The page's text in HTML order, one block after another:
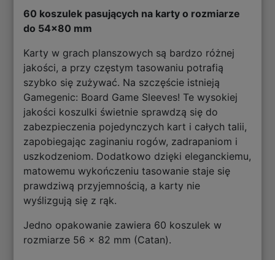
60 koszulek pasujących na karty o rozmiarze
do 54x80 mm
Karty w grach planszowych są bardzo różnej
jakości, a przy częstym tasowaniu potrafią
szybko się zużywać. Na szczęście istnieją
Gamegenic: Board Game Sleeves! Te wysokiej
jakości koszulki świetnie sprawdzą się do
zabezpieczenia pojedynczych kart i całych talii,
zapobiegając zaginaniu rogów, zadrapaniom i
uszkodzeniom. Dodatkowo dzięki eleganckiemu,
matowemu wykończeniu tasowanie staje się
prawdziwą przyjemnością, a karty nie
wyślizgują się z rąk.
Jedno opakowanie zawiera 60 koszulek w
rozmiarze 56 x 82 mm (Catan).